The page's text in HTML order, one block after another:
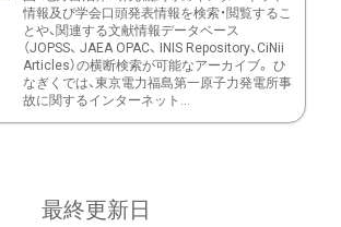
情報及び学会口頭発表情報を検索・閲覧するこ
とや、関連する文献情報データベース
（JOPSS、 JAEA OPAC、 INIS Repository、CiNii
Articles）の横断検索が可能なアーカイブ。 ひ
なぎくでは、東京電力福島第一原子力発電所事
故に関するインターネット...
最終更新日